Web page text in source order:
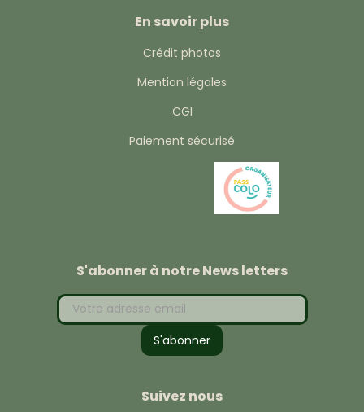
En savoir plus
Crédit photos
Mention légales
CGI
Paiement sécurisé
S'abonner à notre News letters
Suivez nous